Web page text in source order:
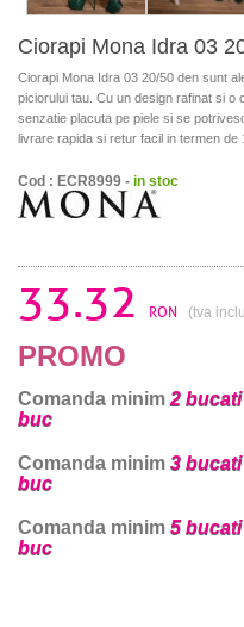
Ciorapi Mona Idra 03
Ciorapi Mona Idra 03 20/50 den sunt
piciorului tau. Cu un design rafinat si o
senzatie placuta pe piele si se
livrare rapida si retur facil in termen de
Cod : ECR8999 - in stoc
33.32 RON (tva
PROMO
Comanda minim 2 bucati
buc
Comanda minim 3 bucati
buc
Comanda minim 5 bucati
buc